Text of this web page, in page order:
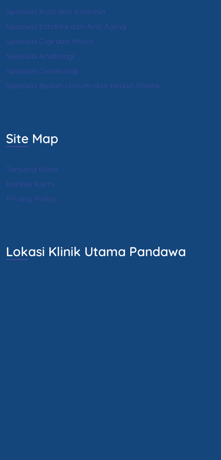
Spesialis Kulit dan Kelamin
Spesialis Estetika dan Anti Aging
Spesialis Gigi dan Mulut
Spesialis Andrologi
Spesialis Ginekologi
Spesialis Bedah Umum dan Bedah Plastik
Site Map
Tentang Klinik
Kontak Kami
Privacy Policy
Lokasi Klinik Utama Pandawa